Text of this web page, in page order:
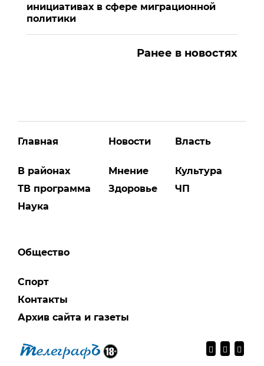
инициативах в сфере миграционной
политики
Ранее в новостях
Главная
В районах
ТВ программа
Наука
Новости
Мнение
Здоровье
Власть
Культура
ЧП
Общество
Спорт
Контакты
Архив сайта и газеты